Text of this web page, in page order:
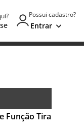
Possui cadastro?
Entrar
Função Tira